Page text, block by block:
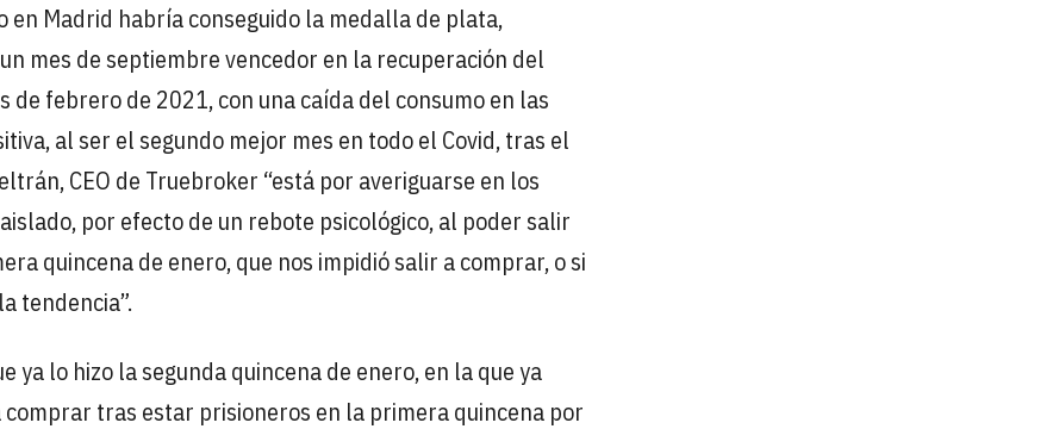
Madrid habría conseguido la medalla de plata,
mes de septiembre vencedor en la recuperación del
de febrero de 2021, con una caída del consumo en las
al ser el segundo mejor mes en todo el Covid, tras el
CEO de Truebroker “está por averiguarse en los
por efecto de un rebote psicológico, al poder salir
quincena de enero, que nos impidió salir a comprar, o si
tendencia”.
lo hizo la segunda quincena de enero, en la que ya
tras estar prisioneros en la primera quincena por